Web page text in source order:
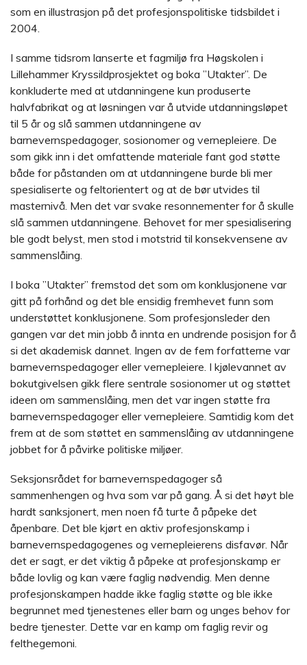
som en illustrasjon på det profesjonspolitiske tidsbildet i
2004.
I samme tidsrom lanserte et fagmiljø fra Høgskolen i
Lillehammer Kryssildprosjektet og boka ”Utakter”. De
konkluderte med at utdanningene kun produserte
halvfabrikat og at løsningen var å utvide utdanningsløpet
til 5 år og slå sammen utdanningene av
barnevernspedagoger, sosionomer og vernepleiere. De
som gikk inn i det omfattende materiale fant god støtte
både for påstanden om at utdanningene burde bli mer
spesialiserte og feltorientert og at de bør utvides til
masternivå. Men det var svake resonnementer for å skulle
slå sammen utdanningene. Behovet for mer spesialisering
ble godt belyst, men stod i motstrid til konsekvensene av
sammenslåing.
I boka ”Utakter” fremstod det som om konklusjonene var
gitt på forhånd og det ble ensidig fremhevet funn som
understøttet konklusjonene. Som profesjonsleder den
gangen var det min jobb å innta en undrende posisjon for å
si det akademisk dannet. Ingen av de fem forfatterne var
barnevernspedagoger eller vernepleiere. I kjølevannet av
bokutgivelsen gikk flere sentrale sosionomer ut og støttet
ideen om sammenslåing, men det var ingen støtte fra
barnevernspedagoger eller vernepleiere. Samtidig kom det
frem at de som støttet en sammenslåing av utdanningene
jobbet for å påvirke politiske miljøer.
Seksjonsrådet for barnevernspedagoger så
sammenhengen og hva som var på gang. Å si det høyt ble
hardt sanksjonert, men noen få turte å påpeke det
åpenbare. Det ble kjørt en aktiv profesjonskamp i
barnevernspedagogenes og vernepleierens disfavør. Når
det er sagt, er det viktig å påpeke at profesjonskamp er
både lovlig og kan være faglig nødvendig. Men denne
profesjonskampen hadde ikke faglig støtte og ble ikke
begrunnet med tjenestenes eller barn og unges behov for
bedre tjenester. Dette var en kamp om faglig revir og
felthegemoni.